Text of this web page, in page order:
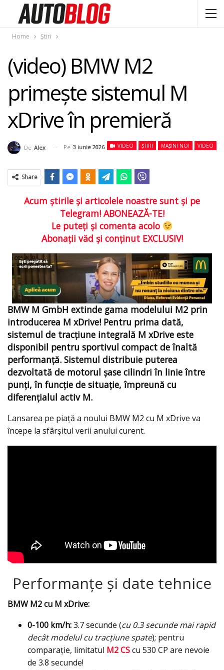
Home Știri
(video) BMW M2
primește sistemul M
xDrive în premieră
VIDEO ȘTIRI MAȘINI NOI VIDEO
De Alex Pe 3 iunie 2026
Share
Acum ştirile şi articolele noastre sunt şi pe
Telegram! ABONEAZĂ-TE!
Le puteţi şi comenta acolo
Abonaţii văd şi conţinut EXCLUSIV!
BMW M GmbH extinde gama modelului M2 prin
introducerea M xDrive! Pentru prima dată,
sistemul de tracțiune integrală M xDrive este
disponibil pentru sportivul compact de înaltă
performanță. Sistemul distribuie puterea
dezvoltată de motorul șase cilindri în linie între
punți, în funcție de situație, împreună cu
diferențialul activ M.
Lansarea pe piață a noului BMW M2 cu M xDrive va
începe la sfârșitul verii anului curent.
Performanțe și date tehnice
BMW M2 cu M xDrive:
0-100 km/h:3.7 secunde (cu 0.3 secunde mai rapid
decât modelul cu tracțiune spate); pentru
comparație, limitatul M2 CScu 530 CP are nevoie
de 3.8 secunde!